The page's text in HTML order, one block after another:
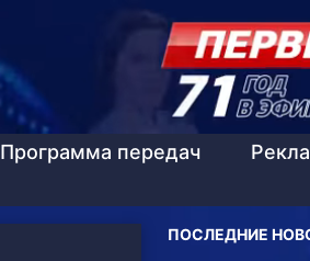
Программа передач
ПОСЛЕДНИЕ